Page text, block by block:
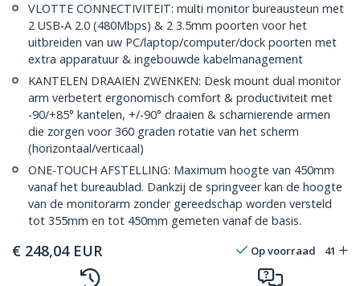
VLOTTE CONNECTIVITEIT: multi monitor bureausteun met
2 USB-A 2.0 (480Mbps) & 2 3.5mm poorten voor het
uitbreiden van uw PC/laptop/computer/dock poorten met
extra apparatuur & ingebouwde kabelmanagement
KANTELEN DRAAIEN ZWENKEN: Desk mount dual monitor
arm verbetert ergonomisch comfort & productiviteit met
-90/+85° kantelen, +/-90° draaien & scharnierende armen
die zorgen voor 360 graden rotatie van het scherm
(horizontaal/verticaal)
ONE-TOUCH AFSTELLING: Maximum hoogte van 450mm
vanaf het bureaublad. Dankzij de springveer kan de hoogte
van de monitorarm zonder gereedschap worden versteld
tot 355mm en tot 450mm gemeten vanaf de basis.
€ 248,04 EUR Op voorraad 41